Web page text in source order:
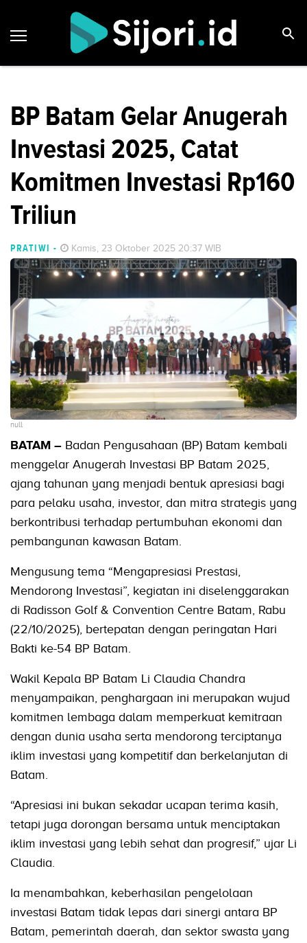
BP Batam Gelar Anugerah
Investasi 2025, Catat
Komitmen Investasi Rp160
Triliun
PRATIWI - Kamis, 23 Oktober 2025 20:37 WIB
null
BATAM – Badan Pengusahaan (BP) Batam kembali
menggelar Anugerah Investasi BP Batam 2025,
ajang tahunan yang menjadi bentuk apresiasi bagi
para pelaku usaha, investor, dan mitra strategis yang
berkontribusi terhadap pertumbuhan ekonomi dan
pembangunan kawasan Batam.
Mengusung tema “Mengapresiasi Prestasi,
Mendorong Investasi”, kegiatan ini diselenggarakan
di Radisson Golf & Convention Centre Batam, Rabu
(22/10/2025), bertepatan dengan peringatan Hari
Bakti ke-54 BP Batam.
Wakil Kepala BP Batam Li Claudia Chandra
menyampaikan, penghargaan ini merupakan wujud
komitmen lembaga dalam memperkuat kemitraan
dengan dunia usaha serta mendorong terciptanya
iklim investasi yang kompetitif dan berkelanjutan di
Batam.
“Apresiasi ini bukan sekadar ucapan terima kasih,
tetapi juga dorongan bersama untuk menciptakan
iklim investasi yang lebih sehat dan progresif,” ujar Li
Claudia.
Ia menambahkan, keberhasilan pengelolaan
investasi Batam tidak lepas dari sinergi antara BP
Batam, pemerintah daerah, dan sektor swasta yang